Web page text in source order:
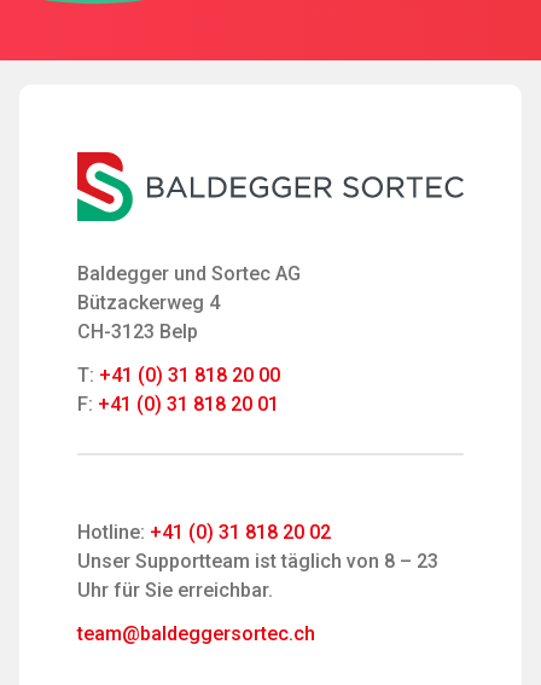
Baldegger und Sortec AG
Bützackerweg 4
CH-3123 Belp
T: +41 (0) 31 818 20 00
F: +41 (0) 31 818 20 01
Hotline: +41 (0) 31 818 20 02
Unser Supportteam ist täglich von 8 – 23
Uhr für Sie erreichbar.
team@baldeggersortec.ch